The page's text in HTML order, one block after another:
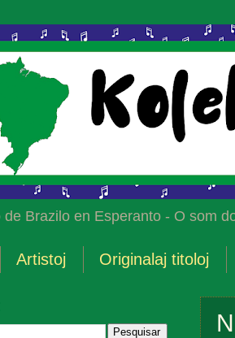
de Brazilo en Esperanto - O som
Artistoj Originalaj titoloj